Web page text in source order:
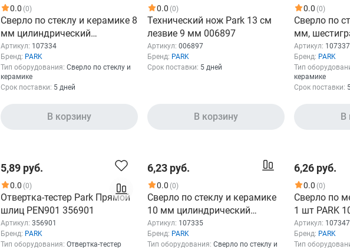
0.0 (0)
Сверло по стеклу и керамике 8
мм цилиндрический
хвостовик PARK 107334
Артикул: 107334
Бренд: PARK
Тип оборудования: Сверло по стеклу и
керамике
Срок поставки: 5 дней
В корзину
0.0 (0)
Технический нож Park 13 см
лезвие 9 мм 006897
Артикул: 006897
Бренд: PARK
Срок поставки: 5 дней
В корзину
0.0 (0)
Сверло по
мм,
PARK 107337
Артикул: 107337
Бренд: PARK
Тип
керамике
Срок поставки:
В
5,89 руб.
0.0 (0)
Отвертка-тестер Park Прямой
шлиц PEN901 356901
Артикул: 356901
Бренд: PARK
Тип оборудования: Отвертка-тестер
6,23 руб.
0.0 (0)
Сверло по стеклу и керамике
10 мм цилиндрический
хвостовик PARK 107335
Артикул: 107335
Бренд: PARK
Тип оборудования: Сверло по стеклу и
6,26 руб.
0.0 (0)
Сверло по
1 шт PARK
Артикул: 107347
Бренд: PARK
Тип